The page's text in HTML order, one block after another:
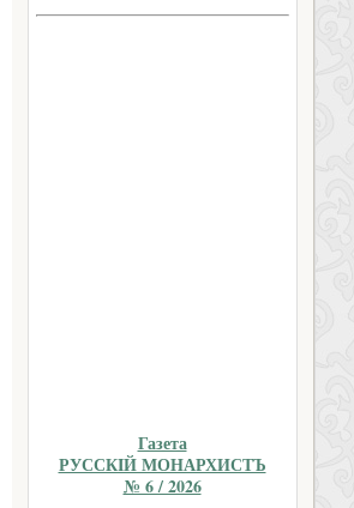
Газета
РУССКIЙ МОНАРХИСТЪ
№ 6 / 2026